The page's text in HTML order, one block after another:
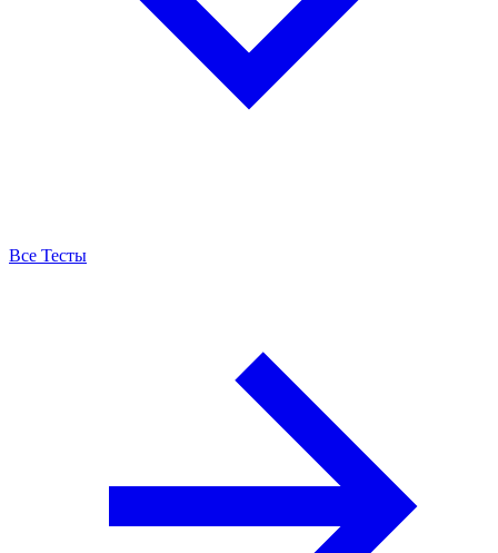
Все Тесты